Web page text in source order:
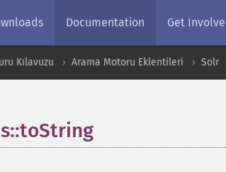
Documentation Get
Kılavuzu Arama Motoru Eklentileri Solr